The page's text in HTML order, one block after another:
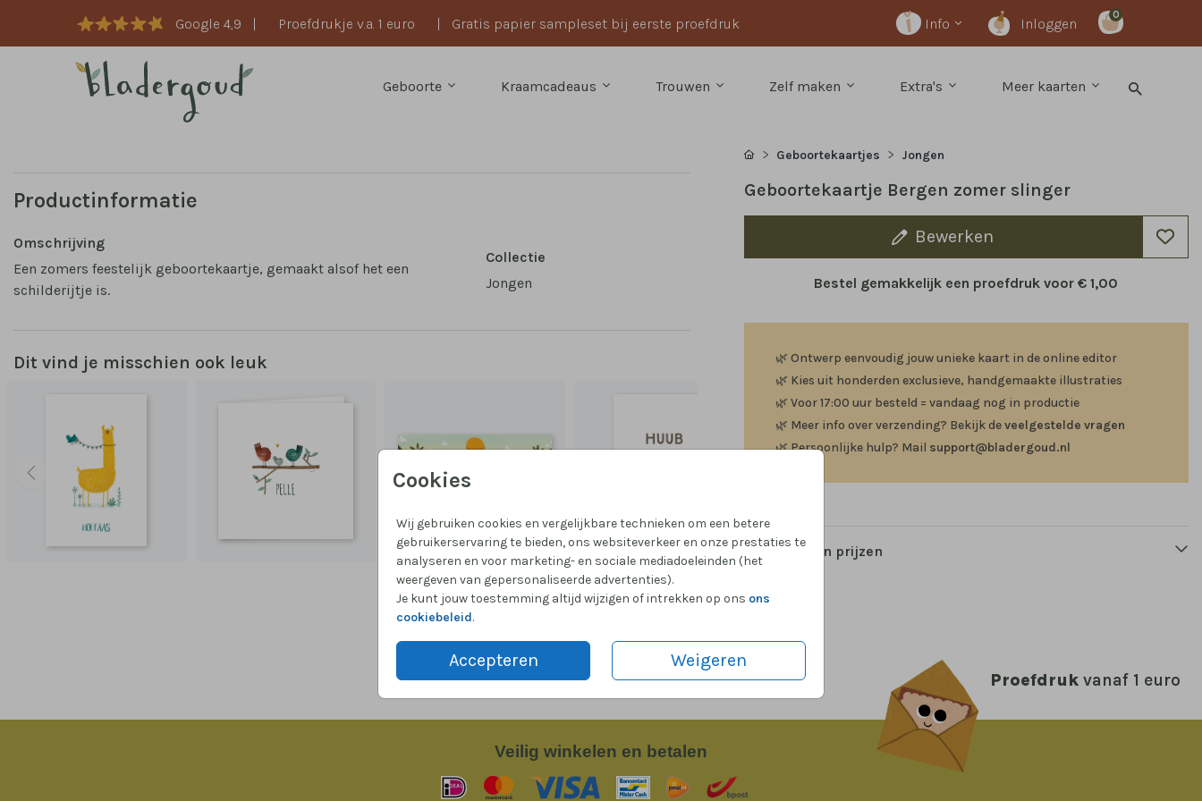
Google 4,9 | Proefdrukje v.a. 1 euro | Gratis papier sampleset bij eerste proefdruk Info Inloggen
0
Geboorte Kraamcadeaus Trouwen Zelf maken Extra's Meer kaarten
Cookies
Wij gebruiken cookies en vergelijkbare technieken om een betere
gebruikerservaring te bieden, ons websiteverkeer en onze prestaties te
analyseren en voor marketing- en sociale mediadoeleinden (het
weergeven van gepersonaliseerde advertenties).
Je kunt jouw toestemming altijd wijzigen of intrekken op ons ons
cookiebeleid.
Accepteren Weigeren
Productinformatie
Omschrijving
Een zomers feestelijk geboortekaartje, gemaakt alsof het een
schilderijtje is.
Collectie
Jongen
Dit vind je misschien ook leuk
Geboortekaartjes Jongen
Geboortekaartje Bergen zomer slinger
Bewerken
Bestel gemakkelijk een proefdruk voor€ 1,00
🌿 Ontwerp eenvoudig jouw unieke kaart in de online editor
🌿 Kies uit honderden exclusieve, handgemaakte illustraties
🌿 Voor 17:00 uur besteld = vandaag nog in productie
🌿 Meer info over verzending? Bekijk deveelgestelde vragen
🌿Persoonlijke hulp? Mail support@bladergoud.nl
Formaten en prijzen
Veilig winkelen en betalen
Proefdruk vanaf 1 euro